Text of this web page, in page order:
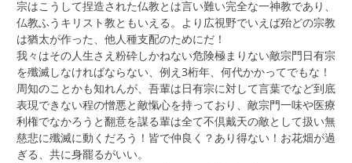
宗はこうして捏造された仏教とは言い難い完全な一神教であり、
仏教ふうキリスト教ともいえる。より広視野でいえば殆どの宗教
は猶太が作った、他人種支配のためにだ！
我々はその人生さえ粉砕しかねない危険極まりない敵宗門日有宗
を殲滅しなければならない、例え3桁年、何代かかってでもな！
周知のことかも知れんが、吾輩は日有宗に対して言葉でなど到底
表現できない程の憎悪と敵愾心を持っており、敵宗門一味や医療
利権でなかろうと翻意を謀る輩は全て不倶戴天の敵として扱い無
慈悲に殲滅に動くだろう！皆で仲良く？あり得ない！お花畑が過
ぎる、共に身罷るがいい。